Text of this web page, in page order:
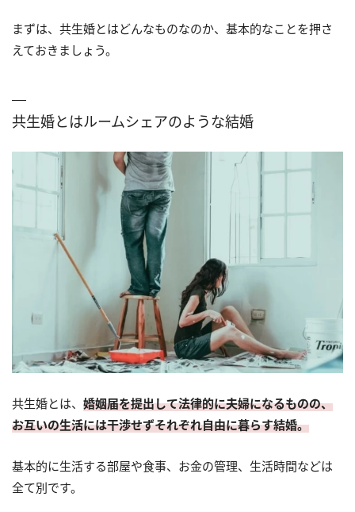
まずは、共生婚とはどんなものなのか、基本的なことを押さ
えておきましょう。
共生婚とはルームシェアのような結婚
共生婚とは、 婚姻届を提出して法律的に夫婦になるものの、
お互いの生活には干渉せずそれぞれ自由に暮らす結婚。
基本的に生活する部屋や食事、お金の管理、生活時間などは
全て別です。